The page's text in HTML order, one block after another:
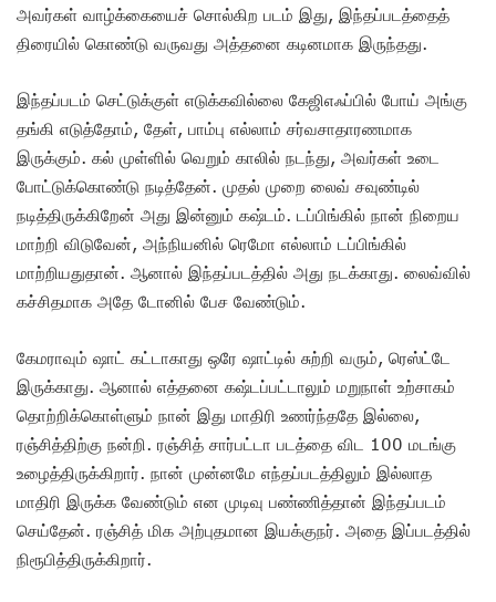
அவர்கள் வாழ்க்கையைச் சொல்கிற படம் இது, இந்தப்படத்தைத்
திரையில் கொண்டு வருவது அத்தனை கடினமாக இருந்தது.
இந்தப்படம் செட்டுக்குள் எடுக்கவில்லை கேஜிஎஃப்பில் போய் அங்கு
தங்கி எடுத்தோம், தேள், பாம்பு எல்லாம் சர்வசாதாரணமாக
இருக்கும். கல் முள்ளில் வெறும் காலில் நடந்து, அவர்கள் உடை
போட்டுக்கொண்டு நடித்தேன். முதல் முறை லைவ் சவுண்டில்
நடித்திருக்கிறேன் அது இன்னும் கஷ்டம். டப்பிங்கில் நான் நிறைய
மாற்றி விடுவேன், அந்நியனில் ரெமோ எல்லாம் டப்பிங்கில்
மாற்றியதுதான். ஆனால் இந்தப்படத்தில் அது நடக்காது. லைவ்வில்
கச்சிதமாக அதே டோனில் பேச வேண்டும்.
கேமராவும் ஷாட் கட்டாகாது ஒரே ஷாட்டில் சுற்றி வரும், ரெஸ்ட்டே
இருக்காது. ஆனால் எத்தனை கஷ்டப்பட்டாலும் மறுநாள் உற்சாகம்
தொற்றிக்கொள்ளும் நான் இது மாதிரி உணர்ந்ததே இல்லை,
ரஞ்சித்திற்கு நன்றி. ரஞ்சித் சார்பட்டா படத்தை விட 100 மடங்கு
உழைத்திருக்கிறார். நான் முன்னமே எந்தப்படத்திலும் இல்லாத
மாதிரி இருக்க வேண்டும் என முடிவு பண்ணித்தான் இந்தப்படம்
செய்தேன். ரஞ்சித் மிக அற்புதமான இயக்குநர். அதை இப்படத்தில்
நிரூபித்திருக்கிறார்.